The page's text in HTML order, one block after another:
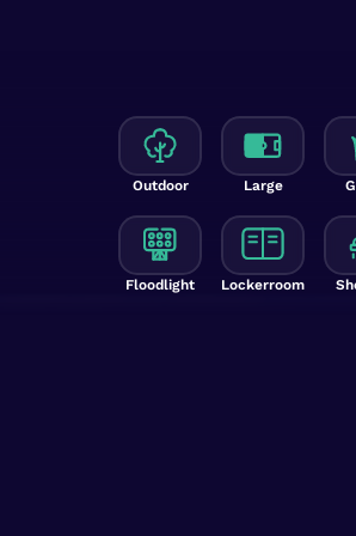
Outdoor Large
Floodlight Lockerroom